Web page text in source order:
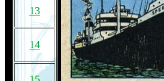
13
14